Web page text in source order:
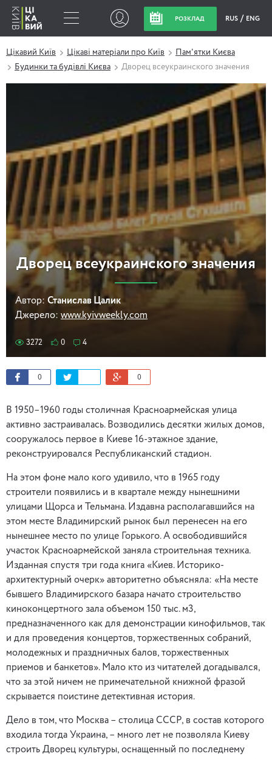
РОЗКЛАД RUS ENG
Цікавий Київ Цікаві матеріали про Київ
Пам'ятки Києва
Будинки та будівлі Києва
Дворец всеукраинского значения
Дворец всеукраинского значения
Автор: Станислав Цалик
Джерело: www.kyivweekly.com
3272 0 4
0 0
В 1950–1960 годы столичная Красноармейская улица
активно застраивалась. Возводились десятки жилых домов,
сооружалось первое в Киеве 16-этажное здание,
реконструировался Республиканский стадион.
На этом фоне мало кого удивило, что в 1965 году
строители появились и в квартале между нынешними
улицами Щорса и Тельмана. Издавна располагавшийся на
этом месте Владимирский рынок был перенесен на его
нынешнее место по улице Горького. А освободившийся
участок Красноармейской заняла строительная техника.
Изданная спустя три года книга «Киев. Историко-
архитектурный очерк» авторитетно объясняла: «На месте
бывшего Владимирского базара начато строительство
киноконцертного зала объемом 150 тыс. м3,
предназначенного как для демонстрации кинофильмов, так
и для проведения концертов, торжественных собраний,
молодежных и праздничных балов, торжественных
приемов и банкетов». Мало кто из читателей догадывался,
что за этой ничем не примечательной книжной фразой
скрывается поистине детективная история.
Дело в том, что Москва – столица СССР, в состав которого
входила тогда Украина, – много лет не позволяла Киеву
строить Дворец культуры, оснащенный по последнему